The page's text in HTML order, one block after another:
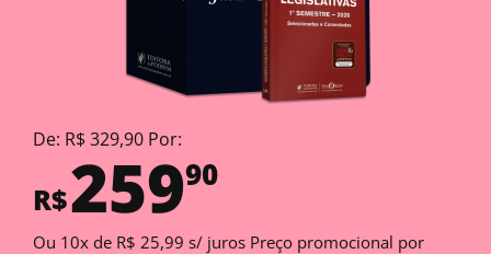
De: R$ 329,90 Por:
R$25990
Ou 10x de R$ 25,99 s/ juros Preço promocional por